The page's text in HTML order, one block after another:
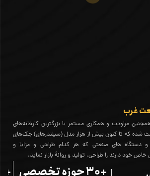
غرب
مراودت و همکاری مستمر با بزرگترین کارخانه‌های
شده که تا کنون بیش از هزار مدل (سیلندرهای) جک‌های
و دستگاه های صنعتی که هر کدام طراحی و مزایا و
خود دارند را طراحی، تولید و روانۀ بازار نماید.
+30 حوزه‌ تخصصی